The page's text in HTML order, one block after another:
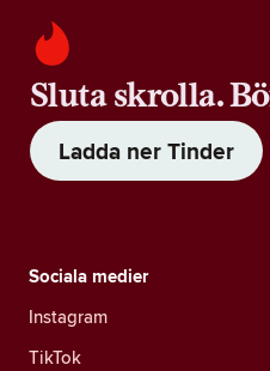
Sluta skrolla.
Ladda ner Tinder
Sociala medier
Instagram
TikTok